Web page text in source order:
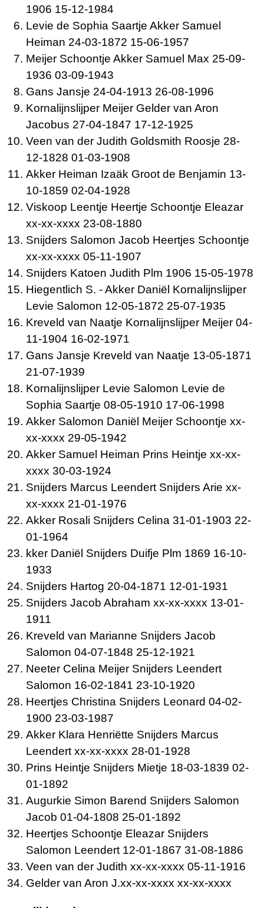
1906 15-12-1984
Levie de Sophia Saartje Akker Samuel
Heiman 24-03-1872 15-06-1957
Meijer Schoontje Akker Samuel Max 25-09-
1936 03-09-1943
Gans Jansje 24-04-1913 26-08-1996
Kornalijnslijper Meijer Gelder van Aron
Jacobus 27-04-1847 17-12-1925
Veen van der Judith Goldsmith Roosje 28-
12-1828 01-03-1908
Akker Heiman Izaäk Groot de Benjamin 13-
10-1859 02-04-1928
Viskoop Leentje Heertje Schoontje Eleazar
xx-xx-xxxx 23-08-1880
Snijders Salomon Jacob Heertjes Schoontje
xx-xx-xxxx 05-11-1907
Snijders Katoen Judith Plm 1906 15-05-1978
Hiegentlich S. - Akker Daniël Kornalijnslijper
Levie Salomon 12-05-1872 25-07-1935
Kreveld van Naatje Kornalijnslijper Meijer 04-
11-1904 16-02-1971
Gans Jansje Kreveld van Naatje 13-05-1871
21-07-1939
Kornalijnslijper Levie Salomon Levie de
Sophia Saartje 08-05-1910 17-06-1998
Akker Salomon Daniël Meijer Schoontje xx-
xx-xxxx 29-05-1942
Akker Samuel Heiman Prins Heintje xx-xx-
xxxx 30-03-1924
Snijders Marcus Leendert Snijders Arie xx-
xx-xxxx 21-01-1976
Akker Rosali Snijders Celina 31-01-1903 22-
01-1964
kker Daniël Snijders Duifje Plm 1869 16-10-
1933
Snijders Hartog 20-04-1871 12-01-1931
Snijders Jacob Abraham xx-xx-xxxx 13-01-
1911
Kreveld van Marianne Snijders Jacob
Salomon 04-07-1848 25-12-1921
Neeter Celina Meijer Snijders Leendert
Salomon 16-02-1841 23-10-1920
Heertjes Christina Snijders Leonard 04-02-
1900 23-03-1987
Akker Klara Henriëtte Snijders Marcus
Leendert xx-xx-xxxx 28-01-1928
Prins Heintje Snijders Mietje 18-03-1839 02-
01-1892
Augurkie Simon Barend Snijders Salomon
Jacob 01-04-1808 25-01-1892
Heertjes Schoontje Eleazar Snijders
Salomon Leendert 12-01-1867 31-08-1886
Veen van der Judith xx-xx-xxxx 05-11-1916
Gelder van Aron J.xx-xx-xxxx xx-xx-xxxx